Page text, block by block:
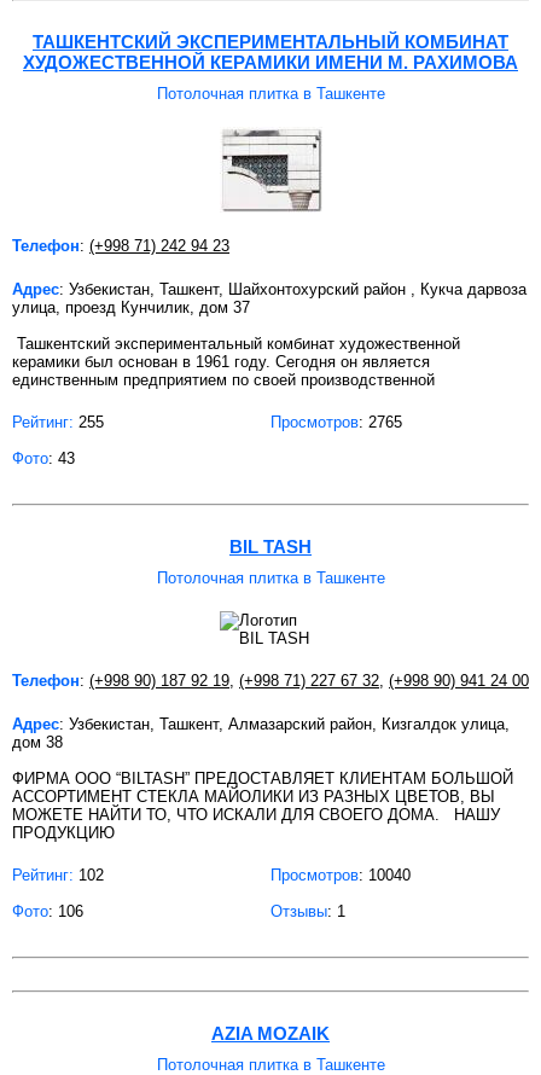
ТАШКЕНТСКИЙ ЭКСПЕРИМЕНТАЛЬНЫЙ КОМБИНАТ
ХУДОЖЕСТВЕННОЙ КЕРАМИКИ ИМЕНИ М. РАХИМОВА
Потолочная плитка в Ташкенте
Телефон: (+998 71) 242 94 23
Адрес: Узбекистан, Ташкент, Шайхонтохурский район , Кукча дарвоза
улица, проезд Кунчилик, дом 37
Ташкентский экспериментальный комбинат художественной
керамики был основан в 1961 году. Сегодня он является
единственным предприятием по своей производственной
Рейтинг: 255 Просмотров: 2765
Фото: 43
BIL TASH
Потолочная плитка в Ташкенте
Телефон: (+998 90) 187 92 19, (+998 71) 227 67 32, (+998 90) 941 24 00
Адрес: Узбекистан, Ташкент, Алмазарский район, Кизгалдок улица,
дом 38
ФИРМА OOO “BILTASH” ПРЕДОСТАВЛЯЕТ КЛИЕНТАМ БОЛЬШОЙ
АССОРТИМЕНТ СТЕКЛА МАЙОЛИКИ ИЗ РАЗНЫХ ЦВЕТОВ, ВЫ
МОЖЕТЕ НАЙТИ ТО, ЧТО ИСКАЛИ ДЛЯ СВОЕГО ДОМА. НАШУ
ПРОДУКЦИЮ
Рейтинг: 102 Просмотров: 10040
Фото: 106 Отзывы: 1
AZIA MOZAIK
Потолочная плитка в Ташкенте